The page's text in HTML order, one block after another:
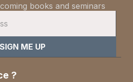
books and seminars
?